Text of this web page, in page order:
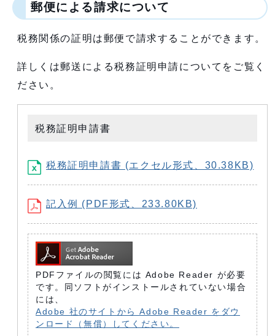
郵便による請求について
税務関係の証明は郵便で請求することができます。
詳しくは郵送による税務証明申請についてをご覧く
ださい。
税務証明申請書
税務証明申請書 (エクセル形式、30.38KB)
記入例 (PDF形式、233.80KB)
PDFファイルの閲覧には Adobe Reader が必要
です。同ソフトがインストールされていない場合
には、
Adobe 社のサイトから Adobe Reader をダウ
ンロード（無償）してください。